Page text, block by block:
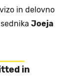
in delovno
Joeja
in